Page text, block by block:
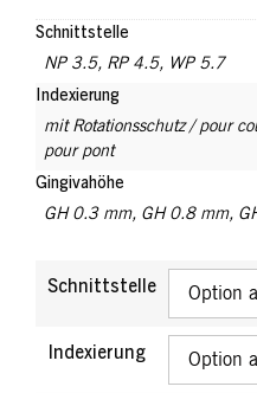
Schnittstelle
NP 3.5, RP 4.5, WP 5.7
Indexierung
mit Rotationsschutz / pour
pour pont
Gingivahöhe
GH 0.3 mm, GH 0.8 mm,
Schnittstelle
Indexierung